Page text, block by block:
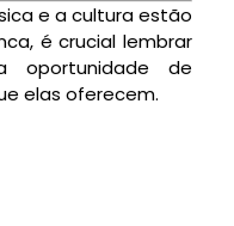
e a cultura estão
é crucial lembrar
de
elas oferecem.